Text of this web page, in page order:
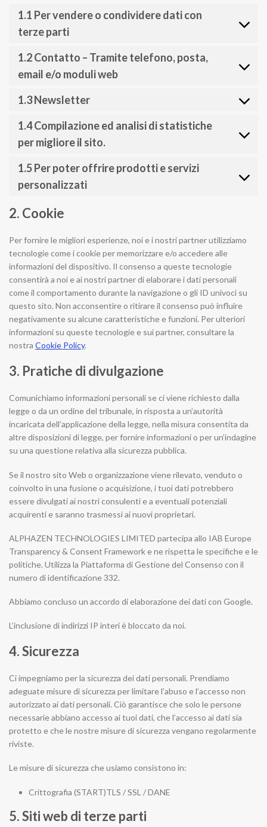
1.1 Per vendere o condividere dati con
terze parti
1.2 Contatto – Tramite telefono, posta,
email e/o moduli web
1.3 Newsletter
1.4 Compilazione ed analisi di statistiche
per migliore il sito.
1.5 Per poter offrire prodotti e servizi
personalizzati
2. Cookie
Per fornire le migliori esperienze, noi e i nostri partner utilizziamo
tecnologie come i cookie per memorizzare e/o accedere alle
informazioni del dispositivo. Il consenso a queste tecnologie
consentirà a noi e ai nostri partner di elaborare i dati personali
come il comportamento durante la navigazione o gli ID univoci su
questo sito. Non acconsentire o ritirare il consenso può influire
negativamente su alcune caratteristiche e funzioni. Per ulteriori
informazioni su queste tecnologie e sui partner, consultare la
nostra Cookie Policy.
3. Pratiche di divulgazione
Comunichiamo informazioni personali se ci viene richiesto dalla
legge o da un ordine del tribunale, in risposta a un’autorità
incaricata dell’applicazione della legge, nella misura consentita da
altre disposizioni di legge, per fornire informazioni o per un’indagine
su una questione relativa alla sicurezza pubblica.
Se il nostro sito Web o organizzazione viene rilevato, venduto o
coinvolto in una fusione o acquisizione, i tuoi dati potrebbero
essere divulgati ai nostri consulenti e a eventuali potenziali
acquirenti e saranno trasmessi ai nuovi proprietari.
ALPHAZEN TECHNOLOGIES LIMITED partecipa allo IAB Europe
Transparency & Consent Framework e ne rispetta le specifiche e le
politiche. Utilizza la Piattaforma di Gestione del Consenso con il
numero di identificazione 332.
Abbiamo concluso un accordo di elaborazione dei dati con Google.
L’inclusione di indirizzi IP interi è bloccato da noi.
4. Sicurezza
Ci impegniamo per la sicurezza dei dati personali. Prendiamo
adeguate misure di sicurezza per limitare l’abuso e l’accesso non
autorizzato ai dati personali. Ciò garantisce che solo le persone
necessarie abbiano accesso ai tuoi dati, che l’accesso ai dati sia
protetto e che le nostre misure di sicurezza vengano regolarmente
riviste.
Le misure di sicurezza che usiamo consistono in:
Crittografia (START)TLS / SSL / DANE
5. Siti web di terze parti